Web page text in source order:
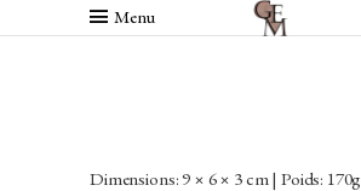
Menu
Dimensions: 9 × 6 × 3 cm | Poids: 170g